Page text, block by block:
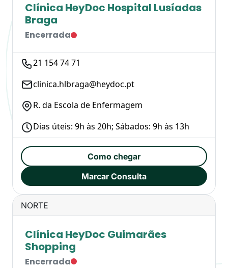
Clínica HeyDoc Hospital Lusíadas
Braga
Encerrada
21 154 74 71
clinica.hlbraga@heydoc.pt
R. da Escola de Enfermagem
Dias úteis: 9h às 20h; Sábados: 9h às 13h
Como chegar
Marcar Consulta
NORTE
Clínica HeyDoc Guimarães
Shopping
Encerrada